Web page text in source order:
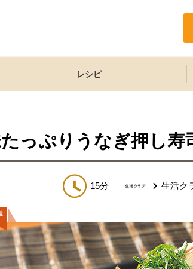
レシピ
っぷりうなぎ押し寿
15分 生活ク